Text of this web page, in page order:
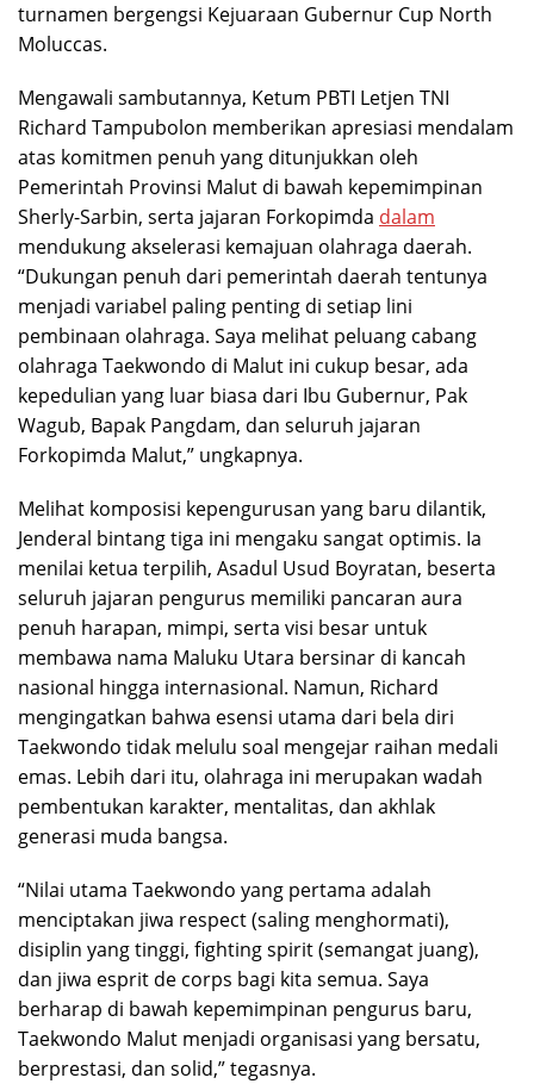
turnamen bergengsi Kejuaraan Gubernur Cup North
Moluccas.
Mengawali sambutannya, Ketum PBTI Letjen TNI
Richard Tampubolon memberikan apresiasi mendalam
atas komitmen penuh yang ditunjukkan oleh
Pemerintah Provinsi Malut di bawah kepemimpinan
Sherly-Sarbin, serta jajaran Forkopimda dalam
mendukung akselerasi kemajuan olahraga daerah.
“Dukungan penuh dari pemerintah daerah tentunya
menjadi variabel paling penting di setiap lini
pembinaan olahraga. Saya melihat peluang cabang
olahraga Taekwondo di Malut ini cukup besar, ada
kepedulian yang luar biasa dari Ibu Gubernur, Pak
Wagub, Bapak Pangdam, dan seluruh jajaran
Forkopimda Malut,” ungkapnya.
Melihat komposisi kepengurusan yang baru dilantik,
Jenderal bintang tiga ini mengaku sangat optimis. Ia
menilai ketua terpilih, Asadul Usud Boyratan, beserta
seluruh jajaran pengurus memiliki pancaran aura
penuh harapan, mimpi, serta visi besar untuk
membawa nama Maluku Utara bersinar di kancah
nasional hingga internasional. Namun, Richard
mengingatkan bahwa esensi utama dari bela diri
Taekwondo tidak melulu soal mengejar raihan medali
emas. Lebih dari itu, olahraga ini merupakan wadah
pembentukan karakter, mentalitas, dan akhlak
generasi muda bangsa.
“Nilai utama Taekwondo yang pertama adalah
menciptakan jiwa respect (saling menghormati),
disiplin yang tinggi, fighting spirit (semangat juang),
dan jiwa esprit de corps bagi kita semua. Saya
berharap di bawah kepemimpinan pengurus baru,
Taekwondo Malut menjadi organisasi yang bersatu,
berprestasi, dan solid,” tegasnya.